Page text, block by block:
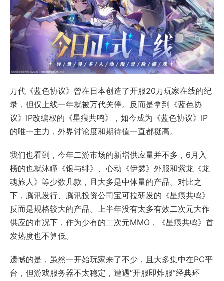
万代《蓝色协议》曾在日本创造了开服20万玩家在线的纪
录，但仅上线一年就被万代关停。反而是拿到《蓝色协
议》IP改编权的《星痕共鸣》，如今成为《蓝色协议》IP
的唯一主力，外界讨论度和期待值一直都挺高。
我们也看到，今年二游市场的新增供应量并不多，6月入
榜的也就沐瞳《银与绯》、心动《伊瑟》外服和紫龙《龙
魂旅人》等少数几款，且大多是中体量的产品。对比之
下，腾讯发行、腾讯投资公司宝可拉研发的《星痕共鸣》
反而是规格较大的产品。上半年没有太多有效二次元大作
供应的市况下，作为少有的二次元MMO，《星痕共鸣》首
发热度也不算低。
遗憾的是，虽然一开始玩家来了不少，且大多集中在PC平
台，但游戏服务器不太稳定，遭遇“开服即炸服”经典环